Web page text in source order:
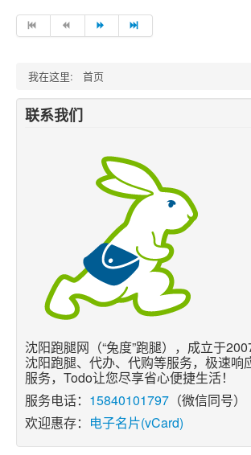
我在这里: 首页
联系我们
沈阳跑腿网（“兔度”跑腿），成立于
沈阳跑腿、代办、代购等服务，极速响
服务，Todo让您尽享省心便捷生活！
服务电话： 15840101797 （微信同号）
欢迎惠存： 电子名片(vCard)